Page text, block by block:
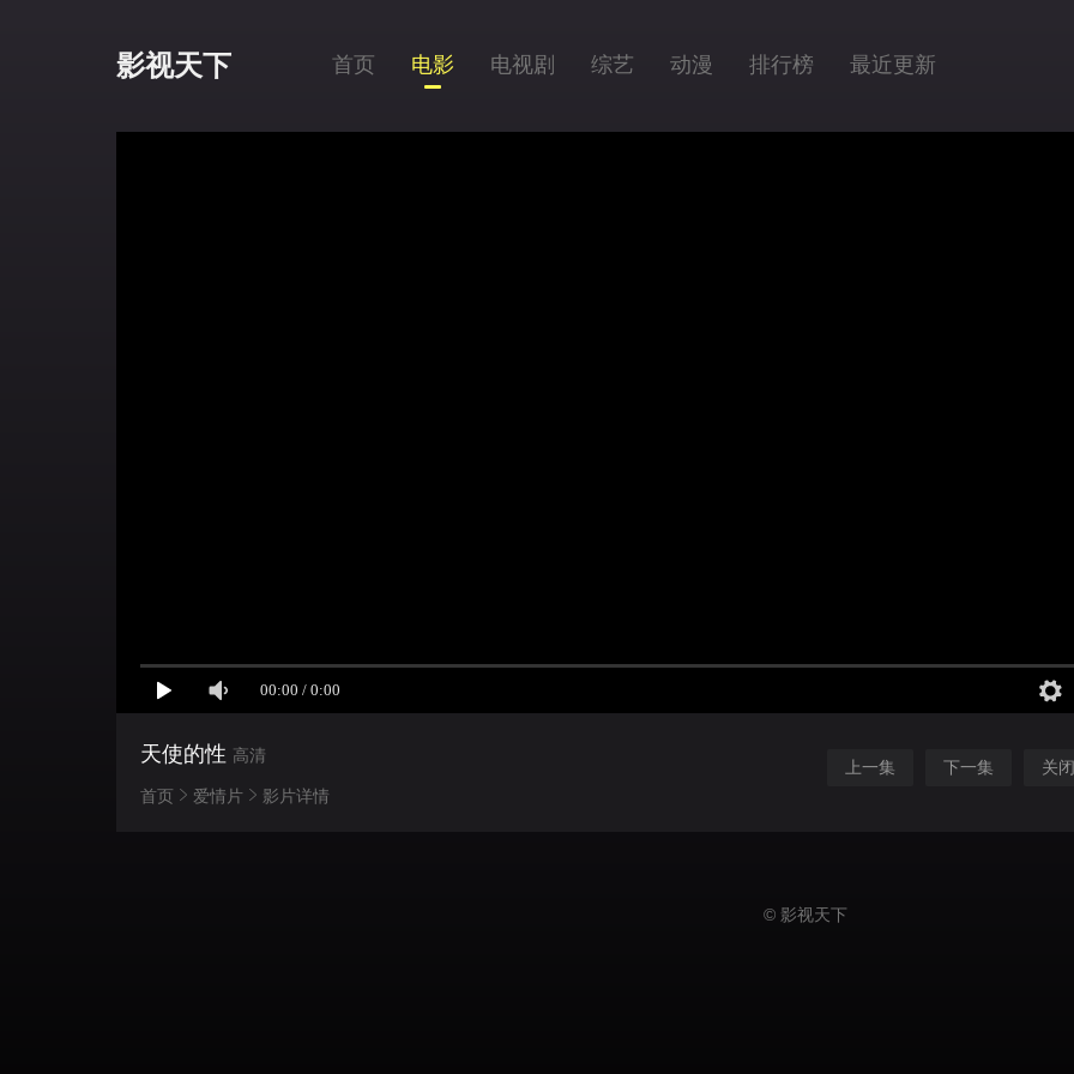
影视天下 首页 电影 电视剧 综艺 动漫 排行榜 最近更新
上一集 下一集 关
天使的性 高清
首页 爱情片 影片详情
© 影视天下